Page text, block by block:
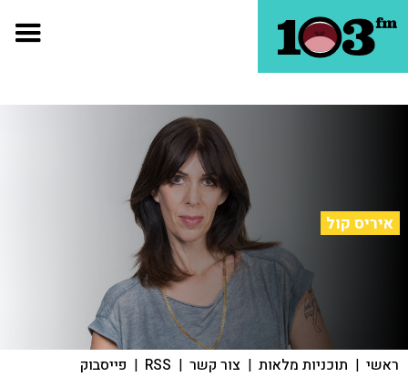
איריס קול
ראשי | תוכניות מלאות | צור קשר |
RSS
| פייסבוק